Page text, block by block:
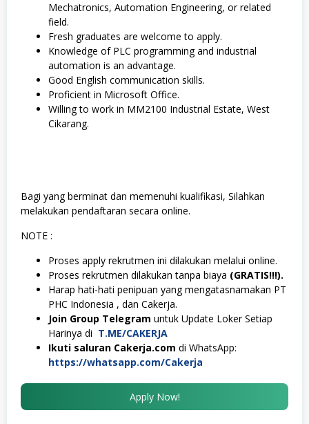
Mechatronics, Automation Engineering, or related
field.
Fresh graduates are welcome to apply.
Knowledge of PLC programming and industrial
automation is an advantage.
Good English communication skills.
Proficient in Microsoft Office.
Willing to work in MM2100 Industrial Estate, West
Cikarang.
Bagi yang berminat dan memenuhi kualifikasi, Silahkan
melakukan pendaftaran secara online.
NOTE :
Proses apply rekrutmen ini dilakukan melalui online.
Proses rekrutmen dilakukan tanpa biaya (GRATIS!!!).
Harap hati-hati penipuan yang mengatasnamakan PT
PHC Indonesia , dan Cakerja.
Join Group Telegram untuk Update Loker Setiap
Harinya di T.ME/CAKERJA
Ikuti saluran Cakerja.com di WhatsApp:
https://whatsapp.com/Cakerja
Apply Now!